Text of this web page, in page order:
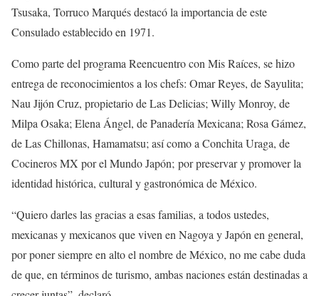
Tsusaka, Torruco Marqués destacó la importancia de este
Consulado establecido en 1971.
Como parte del programa Reencuentro con Mis Raíces, se hizo
entrega de reconocimientos a los chefs: Omar Reyes, de Sayulita;
Nau Jijón Cruz, propietario de Las Delicias; Willy Monroy, de
Milpa Osaka; Elena Ángel, de Panadería Mexicana; Rosa Gámez,
de Las Chillonas, Hamamatsu; así como a Conchita Uraga, de
Cocineros MX por el Mundo Japón; por preservar y promover la
identidad histórica, cultural y gastronómica de México.
“Quiero darles las gracias a esas familias, a todos ustedes,
mexicanas y mexicanos que viven en Nagoya y Japón en general,
por poner siempre en alto el nombre de México, no me cabe duda
de que, en términos de turismo, ambas naciones están destinadas a